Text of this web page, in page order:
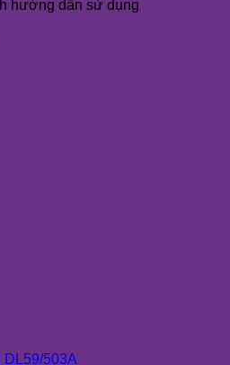
hướng dẫn sử dụng
DL59/503A